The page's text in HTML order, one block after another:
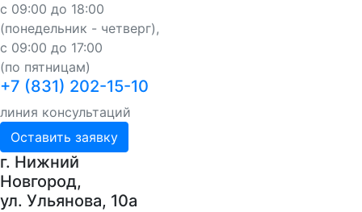
с 09:00 до 18:00
(понедельник - четверг),
с 09:00 до 17:00
(по пятницам)
+7 (831) 202-15-10
линия консультаций
Оставить заявку
г. Нижний
Новгород,
ул. Ульянова, 10a